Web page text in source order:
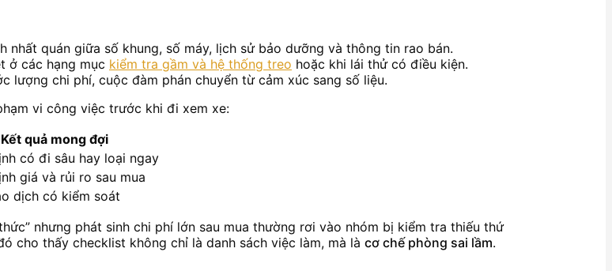
quán giữa số khung, số máy, lịch sử bảo dưỡng và thông tin rao bán.
ở các hạng mục kiểm tra gầm và hệ thống treo hoặc khi lái thử có điều kiện.
lượng chi phí, cuộc đàm phán chuyển từ cảm xúc sang số liệu.
vi công việc trước khi đi xem xe:
Kết quả mong đợi
có đi sâu hay loại ngay
giá và rủi ro sau mua
dịch có kiểm soát
nhưng phát sinh chi phí lớn sau mua thường rơi vào nhóm bị kiểm tra thiếu thứ
cho thấy checklist không chỉ là danh sách việc làm, mà là cơ chế phòng sai lầm.